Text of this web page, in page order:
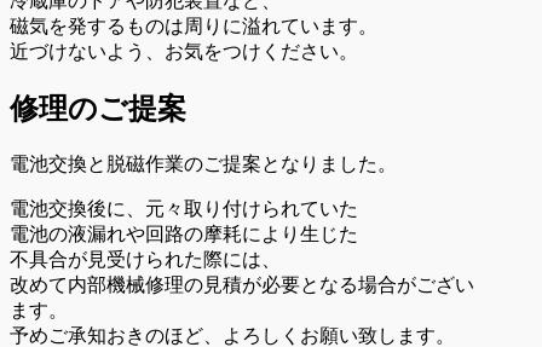
磁気を発するものは周りに溢れています。
近づけないよう、お気をつけください。
修理のご提案
電池交換と脱磁作業のご提案となりました。
電池交換後に、元々取り付けられていた
電池の液漏れや回路の摩耗により生じた
不具合が見受けられた際には、
改めて内部機械修理の見積が必要となる場合がござい
ます。
予めご承知おきのほど、よろしくお願い致します。